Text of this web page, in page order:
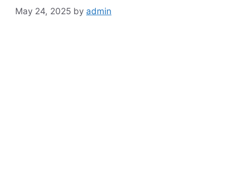
May 24, 2025 by admin